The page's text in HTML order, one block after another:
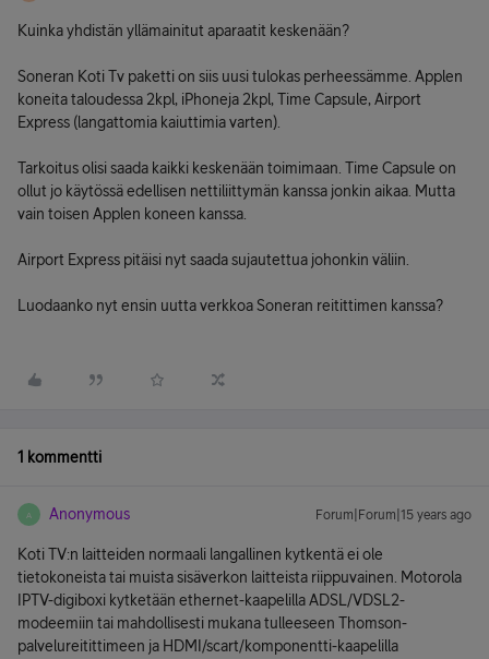
Kuinka yhdistän yllämainitut aparaatit keskenään?
Soneran Koti Tv paketti on siis uusi tulokas perheessämme. Applen
koneita taloudessa 2kpl, iPhoneja 2kpl, Time Capsule, Airport
Express (langattomia kaiuttimia varten).
Tarkoitus olisi saada kaikki keskenään toimimaan. Time Capsule on
ollut jo käytössä edellisen nettiliittymän kanssa jonkin aikaa. Mutta
vain toisen Applen koneen kanssa.
Airport Express pitäisi nyt saada sujautettua johonkin väliin.
Luodaanko nyt ensin uutta verkkoa Soneran reitittimen kanssa?
1 kommentti
A Anonymous Forum|Forum|15 years ago
Koti TV:n laitteiden normaali langallinen kytkentä ei ole
tietokoneista tai muista sisäverkon laitteista riippuvainen. Motorola
IPTV-digiboxi kytketään ethernet-kaapelilla ADSL/VDSL2-
modeemiin tai mahdollisesti mukana tulleeseen Thomson-
palvelureitittimeen ja HDMI/scart/komponentti-kaapelilla